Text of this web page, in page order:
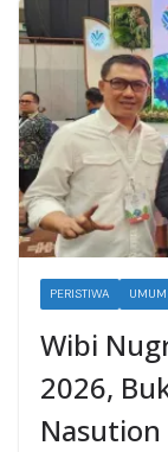
PERISTIWA UMUM
Wibi
2026,